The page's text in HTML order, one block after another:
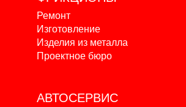
Ремонт
Изготовление
Изделия из металла
Проектное бюро
АВТОСЕРВИС